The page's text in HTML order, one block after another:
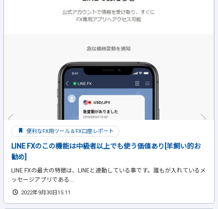
便利なFX用ツール＆FX口座レポート
LINE FXのこの機能は中級者以上でも使う価値あり[羊飼い的お
勧め]
LINE FXの最大の特徴は、LINEと連動している事です。誰もが入れているメ
ッセージアプリである...
2022年9月30日15:11